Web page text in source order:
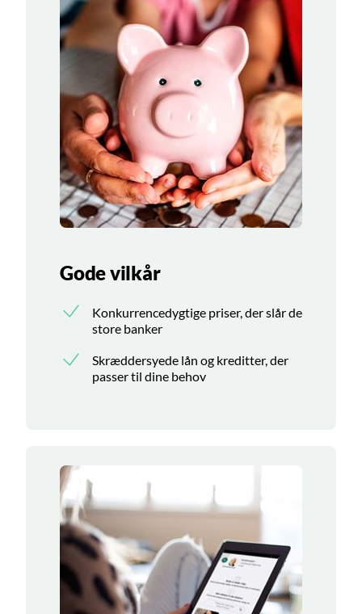
Gode vilkår
Konkurrencedygtige priser, der slår de
store banker
Skræddersyede lån og kreditter, der
passer til dine behov